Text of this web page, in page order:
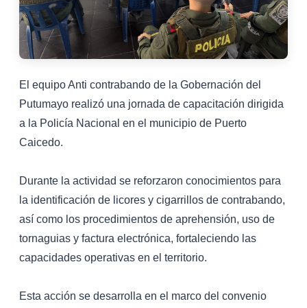
El equipo Anti contrabando de la Gobernación del
Putumayo realizó una jornada de capacitación dirigida
a la Policía Nacional en el municipio de Puerto
Caicedo.
Durante la actividad se reforzaron conocimientos para
la identificación de licores y cigarrillos de contrabando,
así como los procedimientos de aprehensión, uso de
tornaguias y factura electrónica, fortaleciendo las
capacidades operativas en el territorio.
Esta acción se desarrolla en el marco del convenio